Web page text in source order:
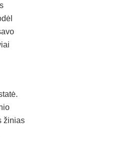
žinias